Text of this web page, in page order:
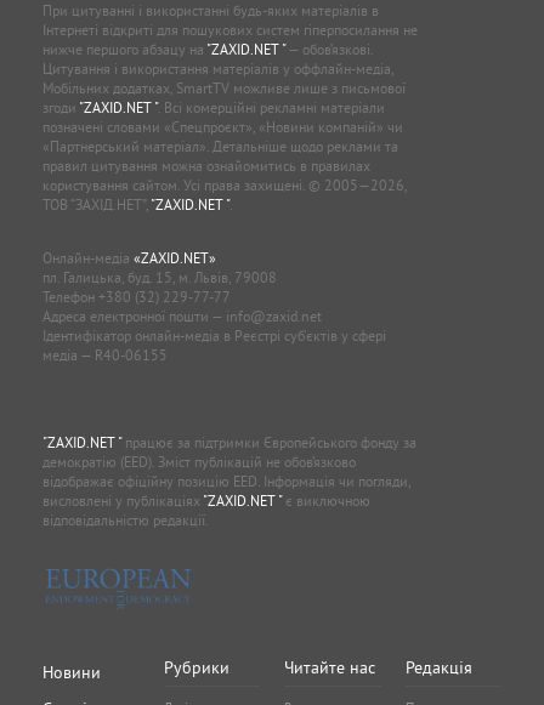
При цитуванні і використанні будь-яких матеріалів в
Інтернеті відкриті для пошукових систем гіперпосилання не
нижче першого абзацу на "ZAXID.NET "— обов’язкові.
Цитування і використання матеріалів у оффлайн-медіа,
Мобільних додатках, SmartTV можливе лише з письмової
згоди "ZAXID.NET ". Всі комерційні рекламні матеріали
позначені словами «Спецпроєкт», «Новини компаній» чи
«Партнерський матеріал». Детальніше щодо реклами та
правил цитування можна ознайомитись в правилах
користування сайтом. Усі права захищені. © 2005—2026,
ТОВ “ЗАХІД.НЕТ”, "ZAXID.NET ".
Онлайн-медіа «ZAXID.NET»
пл. Галицька, буд. 15, м. Львів, 79008
Телефон +380 (32) 229-77-77
Адреса електронної пошти — info@zaxid.net
Ідентифікатор онлайн-медіа в Реєстрі суб'єктів у сфері
медіа — R40-06155
"ZAXID.NET "працює за підтримки Європейського фонду за
демократію (EED). Зміст публікацій не обов’язково
відображає офіційну позицію EED. Інформація чи погляди,
висловлені у публікаціях "ZAXID.NET "є виключною
відповідальністю редакції.
Новини
Рубрики Читайте нас Редакція